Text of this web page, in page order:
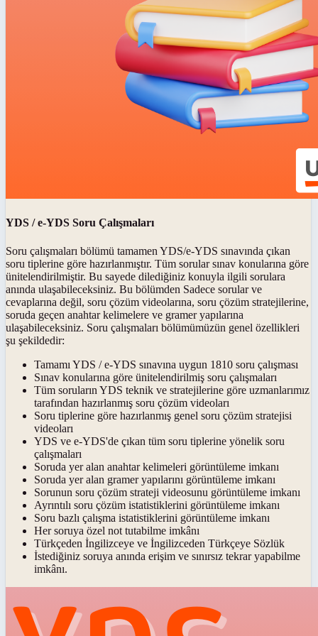
YDS / e-YDS Soru Çalışmaları
Soru çalışmaları bölümü tamamen YDS/e-YDS sınavında çıkan
soru tiplerine göre hazırlanmıştır. Tüm sorular sınav konularına göre
ünitelendirilmiştir. Bu sayede dilediğiniz konuyla ilgili sorulara
anında ulaşabileceksiniz. Bu bölümden Sadece sorular ve
cevaplarına değil, soru çözüm videolarına, soru çözüm stratejilerine,
soruda geçen anahtar kelimelere ve gramer yapılarına
ulaşabileceksiniz. Soru çalışmaları bölümümüzün genel özellikleri
şu şekildedir:
Tamamı YDS / e-YDS sınavına uygun 1810 soru çalışması
Sınav konularına göre ünitelendirilmiş soru çalışmaları
Tüm soruların YDS teknik ve stratejilerine göre uzmanlarımız
tarafından hazırlanmış soru çözüm videoları
Soru tiplerine göre hazırlanmış genel soru çözüm stratejisi
videoları
YDS ve e-YDS'de çıkan tüm soru tiplerine yönelik soru
çalışmaları
Soruda yer alan anahtar kelimeleri görüntüleme imkanı
Soruda yer alan gramer yapılarını görüntüleme imkanı
Sorunun soru çözüm strateji videosunu görüntüleme imkanı
Ayrıntılı soru çözüm istatistiklerini görüntüleme imkanı
Soru bazlı çalışma istatistiklerini görüntüleme imkanı
Her soruya özel not tutabilme imkânı
Türkçeden İngilizceye ve İngilizceden Türkçeye Sözlük
İstediğiniz soruya anında erişim ve sınırsız tekrar yapabilme
imkânı.